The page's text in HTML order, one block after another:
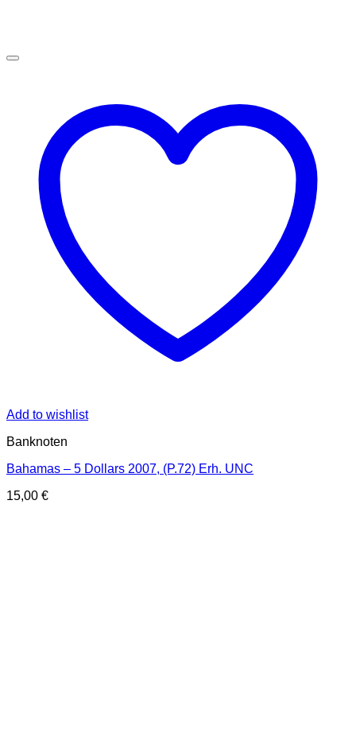
Add to wishlist
Banknoten
Bahamas – 5 Dollars 2007, (P.72) Erh. UNC
15,00 €